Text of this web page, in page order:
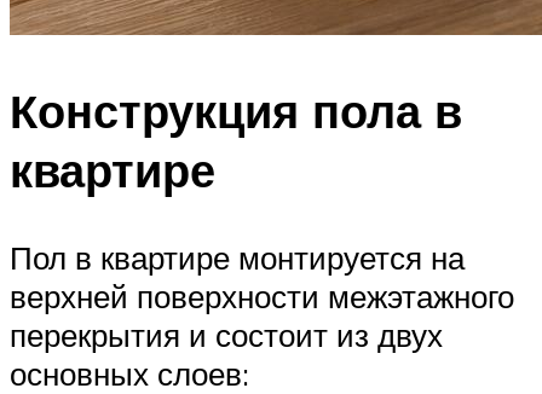
Конструкция пола в
квартире
Пол в квартире монтируется на
верхней поверхности межэтажного
перекрытия и состоит из двух
основных слоев: